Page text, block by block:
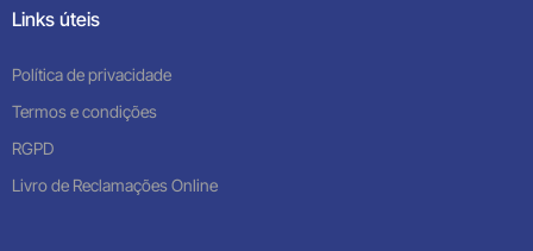
Links úteis
Política de privacidade
Termos e condições
RGPD
Livro de Reclamações Online